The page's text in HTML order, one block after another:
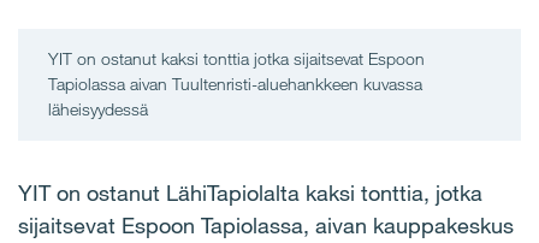
YIT on ostanut kaksi tonttia jotka sijaitsevat Espoon
Tapiolassa aivan Tuultenristi-aluehankkeen kuvassa
läheisyydessä
YIT on ostanut LähiTapiolalta kaksi tonttia, jotka
sijaitsevat Espoon Tapiolassa, aivan kauppakeskus